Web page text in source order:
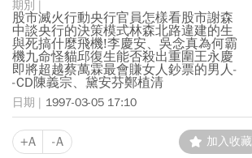
股市滅火行動央行官員怎樣看股市謝森
中談央行的決策模式林森北路違建的生
與死搞什麼飛機!李慶安、吳念真為何霸
機九命怪貓邱復生能否殺出重圍王永慶
即將超越蔡萬霖最會賺女人鈔票的男人-
-CD陳義宗、黛安芬鄭植清
1997-03-05 17:10
+A -A 加入收藏